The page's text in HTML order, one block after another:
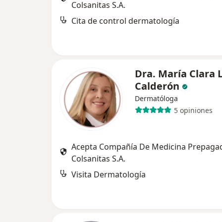
Colsanitas S.A.
Cita de control dermatología
Dra. María Clara
Calderón
Dermatóloga
5 opiniones
Acepta Compañía De Medicina
Colsanitas S.A.
Visita Dermatología